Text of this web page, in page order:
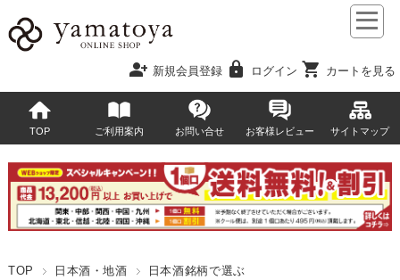
person_add 新規会員登録 lock ログイン shopping_cart カートを見る
TOP ご利用案内 お問い合せ お客様レビュー サイトマップ
TOP 日本酒・地酒 日本酒銘柄で選ぶ